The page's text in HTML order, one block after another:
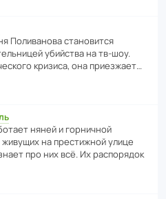
Поли­ва­нова стано­вится
убийства на тв-шоу.
кризиса, она приезжает…
няней и горни­чной
живущих на прес­ти­жной улице
про них всё. Их распо­рядок